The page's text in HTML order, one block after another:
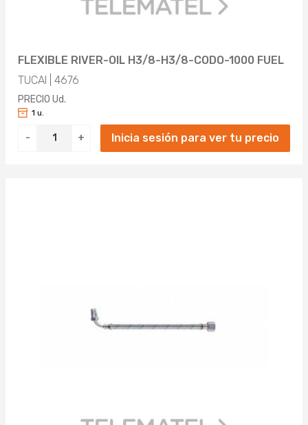
FLEXIBLE RIVER-OIL H3/8-H3/8-CODO-1000 FUEL
TUCAI | 4676
PRECIO Ud.
- +
1 u.
Inicia sesión para ver tu precio